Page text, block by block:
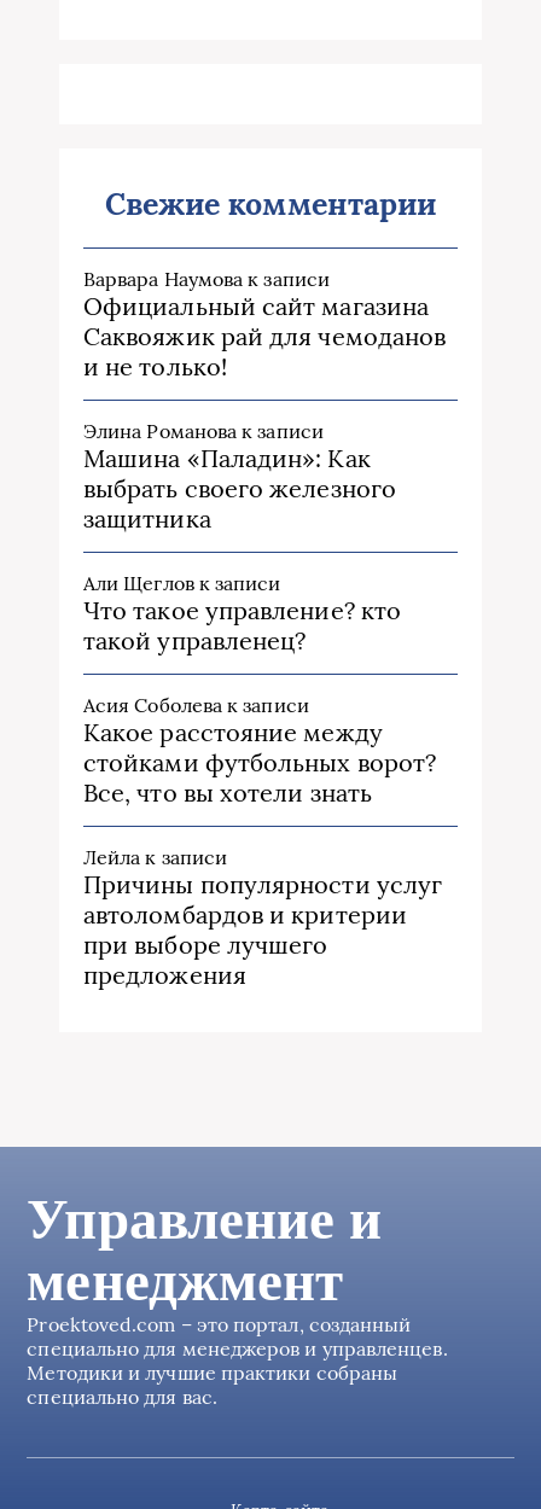
Свежие комментарии
Варвара Наумова к записи
Официальный сайт магазина
Саквояжик рай для чемоданов
и не только!
Элина Романова к записи
Машина «Паладин»: Как
выбрать своего железного
защитника
Али Щегловк записи
Что такое управление? кто
такой управленец?
Асия Соболева к записи
Какое расстояние между
стойками футбольных ворот?
Все, что вы хотели знать
Лейла к записи
Причины популярности услуг
автоломбардов и критерии
при выборе лучшего
предложения
Управление и
менеджмент
Proektoved.com – это портал, созданный
специально для менеджеров и управленцев.
Методики и лучшие практики собраны
специально для вас.